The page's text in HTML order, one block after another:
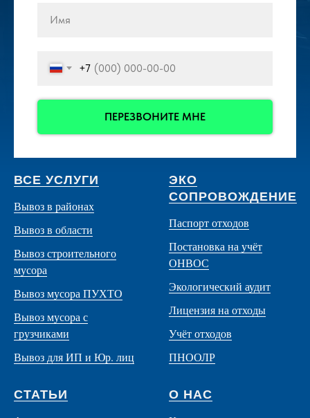
+7
ПЕРЕЗВОНИТЕ МНЕ
ВСЕ УСЛУГИ
Вывоз в районах
Вывоз в области
Вывоз строительного
мусора
Вывоз мусора ПУХТО
Вывоз мусора с
грузчиками
Вывоз для ИП и Юр. лиц
ЭКО
СОПРОВОЖДЕНИЕ
Паспорт отходов
Постановка на учёт
ОНВОС
Экологический аудит
Лицензия на отходы
Учёт отходов
ПНООЛР
СТАТЬИ О НАС